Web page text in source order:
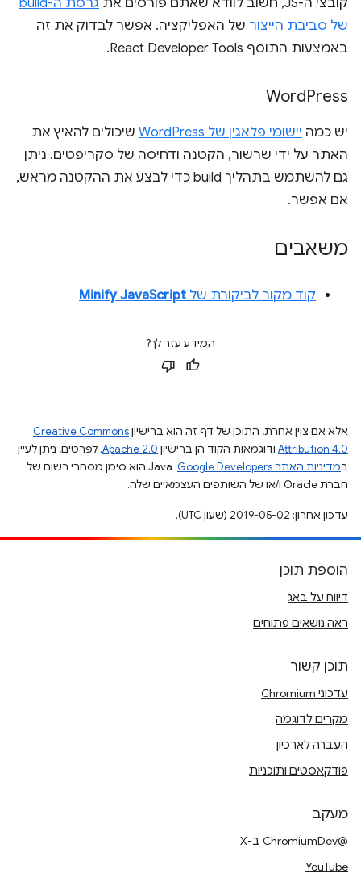
קובצי ה-JS, חשוב לוודא שאתם פורסים את
גרסת ה-build
של סביבת הייצור של האפליקציה. אפשר לבדוק את זה
באמצעות התוסף React Developer Tools.
WordPress
יש כמה יישומי פלאגין של WordPress
שיכולים להאיץ את
האתר על ידי שרשור, הקטנה ודחיסה של סקריפטים. ניתן
גם להשתמש בתהליך build כדי לבצע את ההקטנה מראש,
אם אפשר.
משאבים
קוד מקור לביקורת של Minify JavaScript
המידע עזר לך?
אלא אם צוין אחרת, התוכן של דף זה הוא ברישיוןCreative Commons
Attribution 4.0 ודוגמאות הקוד הן ברישיון Apache 2.0. לפרטים, ניתן לעיין
במדיניות האתר Google Developers‏
.‏ Java הוא סימן מסחרי רשום של
חברת Oracle ו/או של השותפים העצמאיים שלה.
עדכון אחרון: 2019-05-02 (שעון UTC).
הוספת תוכן
דיווח על באג
ראה נושאים פתוחים
תוכן קשור
עדכוני Chromium
מקרים לדוגמה
העברה לארכיון
פודקאסטים ותוכניות
מעקב
@ChromiumDev ב-X
YouTube